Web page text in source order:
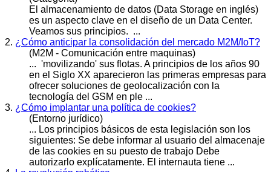
El almacenamiento de datos (Data Storage en inglés)
es un aspecto clave en el diseño de un Data Center.
Veamos sus principios. ...
2. ¿Cómo anticipar la consolidación del mercado M2M/IoT?
(M2M - Comunicación entre maquinas)
... 'movilizando' sus flotas. Aprincipios de los años 90
en el Siglo XX aparecieron las primeras empresas para
ofrecer soluciones de geolocalización con la
tecnología del GSM en ple ...
3. ¿Cómo implantar una política de cookies?
(Entorno jurídico)
... Los principios básicos de esta legislación son los
siguientes: Se debe informar al usuario del almacenaje
de las cookies en su puesto de trabajo Debe
autorizarlo explícatamente. El internauta tiene ...